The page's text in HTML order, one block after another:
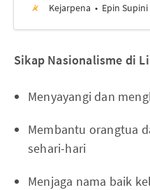
Kejarpena Epin Supini
Sikap Nasionalisme di
Menyayangi dan
Membantu orangtua
sehari-hari
Menjaga nama baik